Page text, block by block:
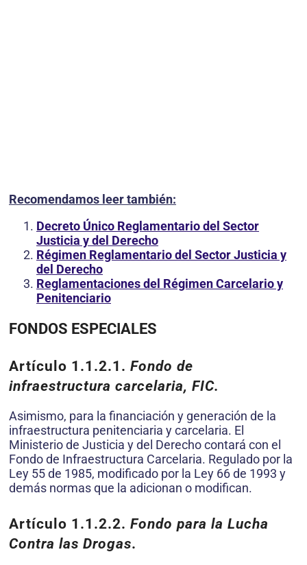
Recomendamos leer también:
Decreto Único Reglamentario del Sector
Justicia y del Derecho
Régimen Reglamentario del Sector Justicia y
del Derecho
Reglamentaciones del Régimen Carcelario y
Penitenciario
FONDOS ESPECIALES
Artículo 1.1.2.1. Fondo de
infraestructura carcelaria, FIC.
Asimismo, para la financiación y generación de la
infraestructura penitenciaria y carcelaria. El
Ministerio de Justicia y del Derecho contará con el
Fondo de Infraestructura Carcelaria. Regulado por la
Ley 55 de 1985, modificado por la Ley 66 de 1993 y
demás normas que la adicionan o modifican.
Artículo 1.1.2.2. Fondo para la Lucha
Contra las Drogas.